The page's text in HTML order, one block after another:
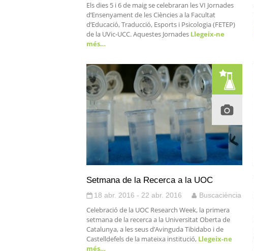
Els dies 5 i 6 de maig se celebraran les VI Jornades
d’Ensenyament de les Ciències a la Facultat
d’Educació, Traducció, Esports i Psicologia (FETEP)
de la UVic-UCC. Aquestes Jornades Llegeix-ne
més…
Setmana de la Recerca a la UOC
18 abr. 2016 - 22 abr. 2016 Buscaciència
Celebració de la UOC Research Week, la primera
setmana de la recerca a la Universitat Oberta de
Catalunya, a les seus d’Avinguda Tibidabo i de
Castelldefels de la mateixa institució, Llegeix-ne
més…